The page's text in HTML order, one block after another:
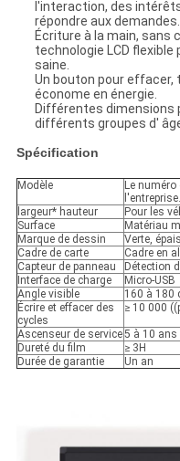
l'interaction, des
répondre aux demandes.
Écriture à la main, sans
technologie LCD
saine.
Un bouton pour effacer,
économe en énergie.
Différentes dimensions
différents groupes d'
Spécification
Modèle
Le
l'entreprise.
largeur* hauteur
Pour les
Surface
Matériau
Marque de dessin
Verte,
Cadre de carte
Cadre en
Capteur de panneau
Détection
Interface de charge
Micro-USB
Angle visible
160 à 180
Écrire et effacer des
cycles
≥ 10 000
Ascenseur de service5 à 10 ans
Dureté du film
≥ 3H
Durée de garantie
Un an